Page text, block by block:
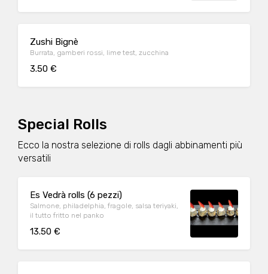
Zushi Bignè
Burrata, gamberi rossi, lime test, zucchina
3.50 €
Special Rolls
Ecco la nostra selezione di rolls dagli abbinamenti più
versatili
Es Vedrà rolls (6 pezzi)
Salmone, philadelphia, fragole, salsa teriyaki,
il tutto fritto nel panko
13.50 €